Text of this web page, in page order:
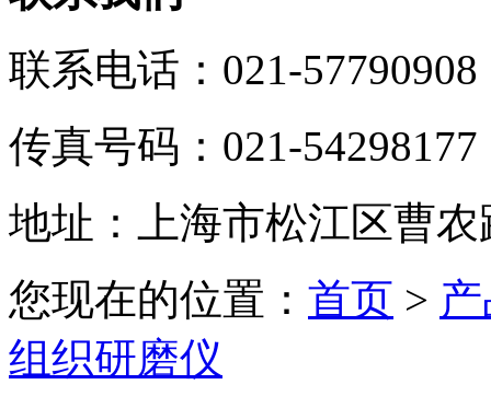
联系电话：021-57790908
传真号码：021-54298177
地址：上海市松江区曹农
您现在的位置： 首页 >
组织研磨仪